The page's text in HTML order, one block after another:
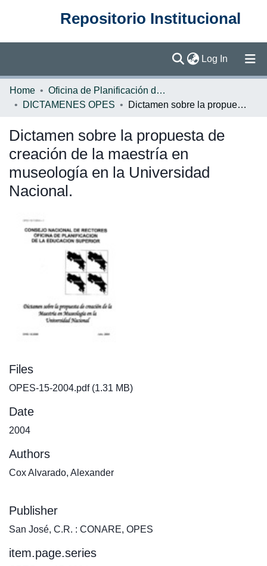
Repositorio Institucional
Log In (current)
Communities & Collections
Statistics
Home
Oficina de Planificación de la Educación Superior (OPES)
DICTAMENES OPES
Dictamen sobre la propuesta de creación de la maestría en museología en la Universidad Nacional.
Dictamen sobre la propuesta de
creación de la maestría en
museología en la Universidad
Nacional.
Files
OPES-15-2004.pdf(1.31 MB)
Date
2004
Authors
Cox Alvarado, Alexander
Publisher
San José, C.R. : CONARE, OPES
item.page.series